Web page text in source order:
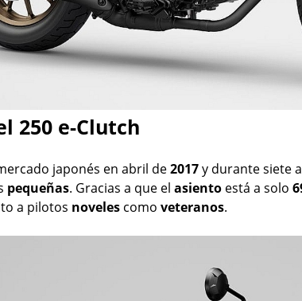
250 e-Clutch
japonés en abril de2017y durante siete
pequeñas. Gracias a que el asiento está a solo
a pilotos noveles como veteranos.